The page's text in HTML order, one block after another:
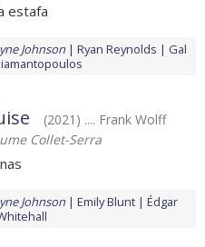
estafa
Johnson Ryan Reynolds
Gal
(2021) .... Frank Wolff
Collet-Serra
Johnson Emily Blunt
Édgar